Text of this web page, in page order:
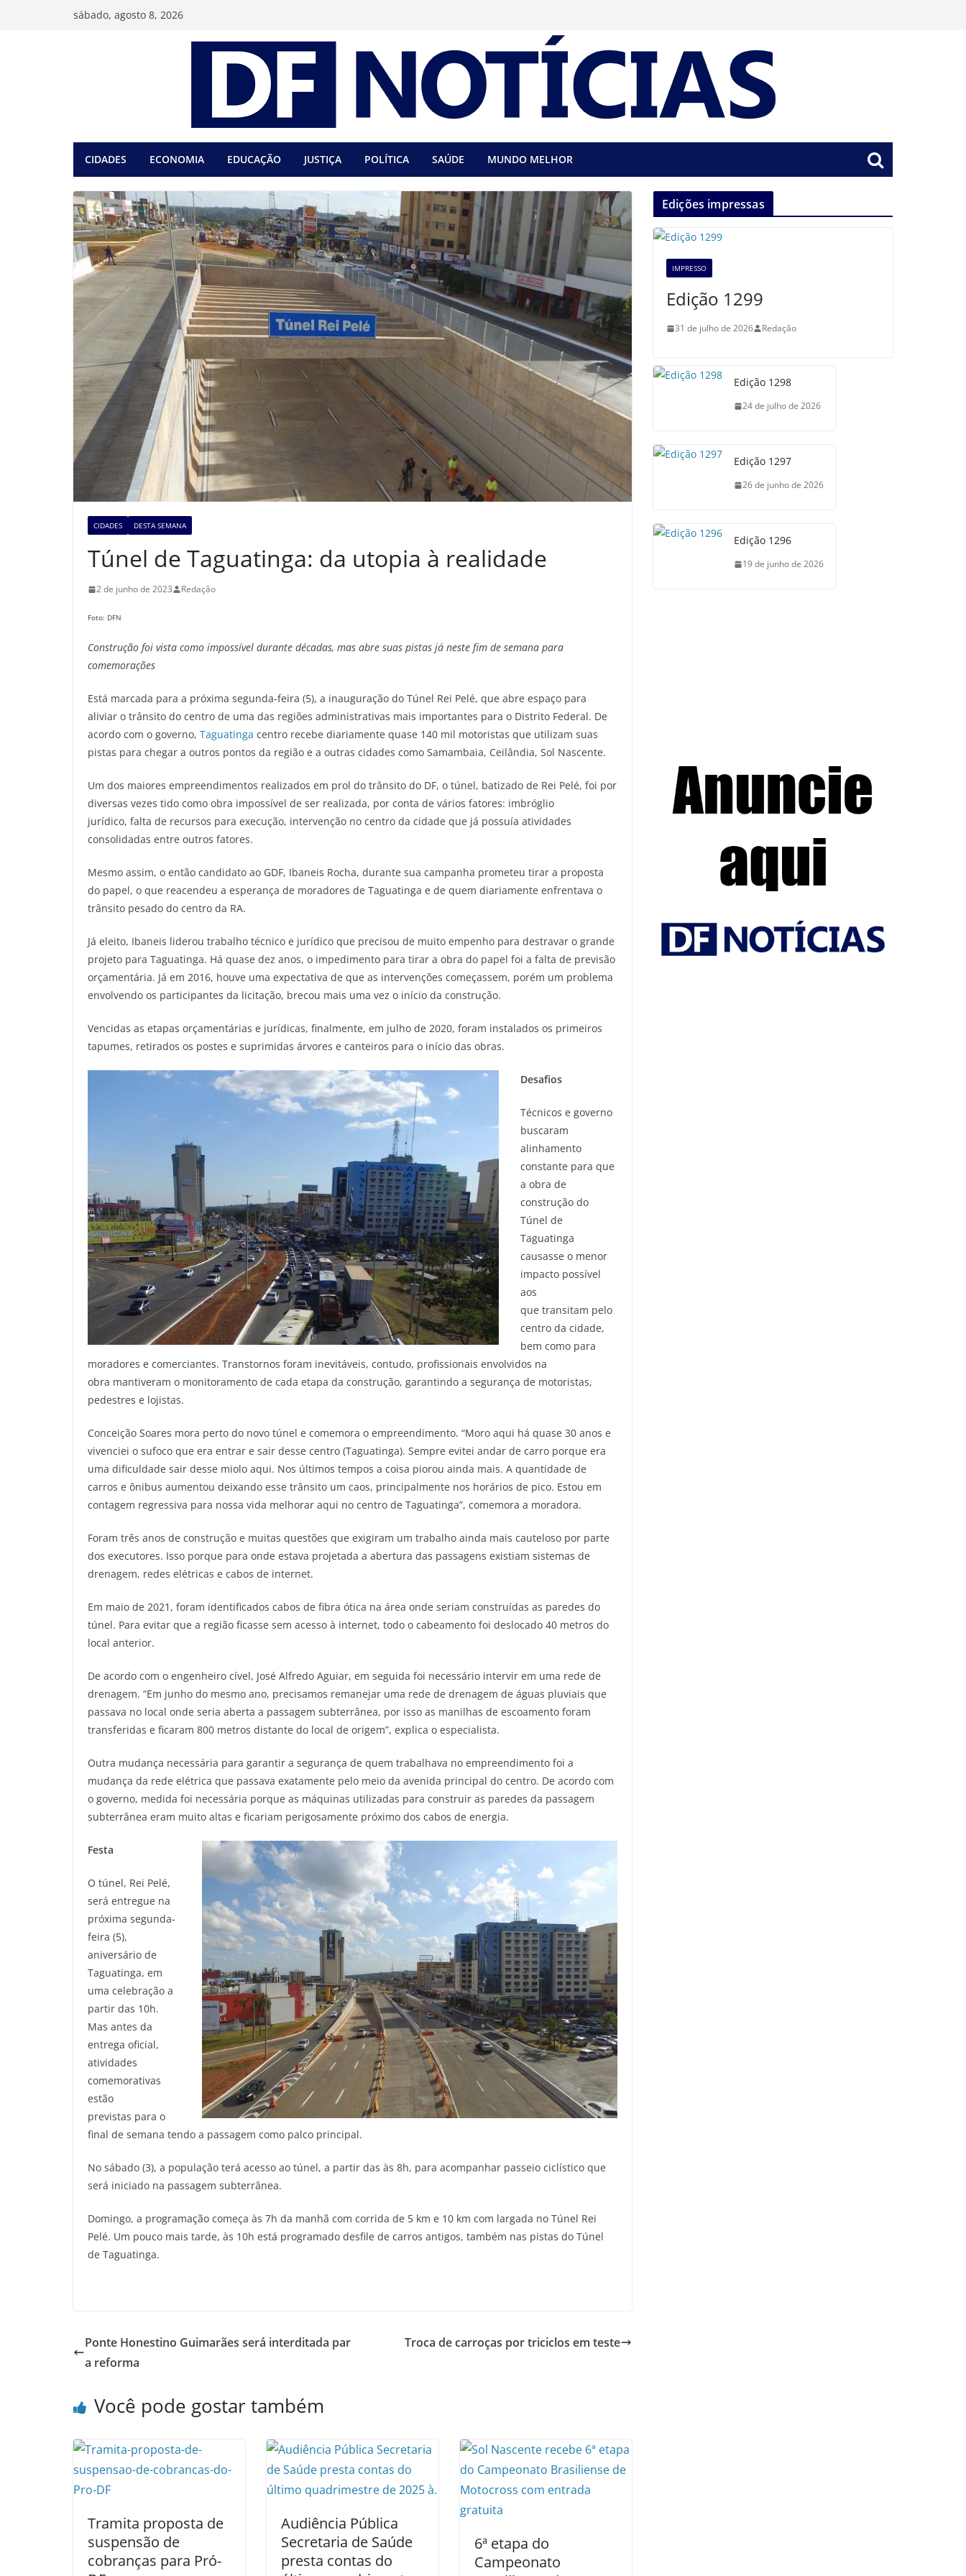
sábado, agosto 8, 2026
CIDADES ECONOMIA EDUCAÇÃO JUSTIÇA POLÍTICA SAÚDE MUNDO MELHOR
CIDADES DESTA SEMANA
Túnel de Taguatinga: da utopia à realidade
2 de junho de 2023 Redação
Foto: DFN
Construção foi vista como impossível durante décadas, mas abre suas pistas já neste fim de semana para
comemorações
Está marcada para a próxima segunda-feira (5), a inauguração do Túnel Rei Pelé, que abre espaço para
aliviar o trânsito do centro de uma das regiões administrativas mais importantes para o Distrito Federal. De
acordo com o governo, Taguatinga centro recebe diariamente quase 140 mil motoristas que utilizam suas
pistas para chegar a outros pontos da região e a outras cidades como Samambaia, Ceilândia, Sol Nascente.
Um dos maiores empreendimentos realizados em prol do trânsito do DF, o túnel, batizado de Rei Pelé, foi por
diversas vezes tido como obra impossível de ser realizada, por conta de vários fatores: imbróglio
jurídico, falta de recursos para execução, intervenção no centro da cidade que já possuía atividades
consolidadas entre outros fatores.
Mesmo assim, o então candidato ao GDF, Ibaneis Rocha, durante sua campanha prometeu tirar a proposta
do papel, o que reacendeu a esperança de moradores de Taguatinga e de quem diariamente enfrentava o
trânsito pesado do centro da RA.
Já eleito, Ibaneis liderou trabalho técnico e jurídico que precisou de muito empenho para destravar o grande
projeto para Taguatinga. Há quase dez anos, o impedimento para tirar a obra do papel foi a falta de previsão
orçamentária. Já em 2016, houve uma expectativa de que as intervenções começassem, porém um problema
envolvendo os participantes da licitação, brecou mais uma vez o início da construção.
Vencidas as etapas orçamentárias e jurídicas, finalmente, em julho de 2020, foram instalados os primeiros
tapumes, retirados os postes e suprimidas árvores e canteiros para o início das obras.
Desafios
Técnicos e governo
buscaram
alinhamento
constante para que
a obra de
construção do
Túnel de
Taguatinga
causasse o menor
impacto possível
aos
que transitam pelo
centro da cidade,
bem como para
moradores e comerciantes. Transtornos foram inevitáveis, contudo, profissionais envolvidos na
obra mantiveram o monitoramento de cada etapa da construção, garantindo a segurança de motoristas,
pedestres e lojistas.
Conceição Soares mora perto do novo túnel e comemora o empreendimento. “Moro aqui há quase 30 anos e
vivenciei o sufoco que era entrar e sair desse centro (Taguatinga). Sempre evitei andar de carro porque era
uma dificuldade sair desse miolo aqui. Nos últimos tempos a coisa piorou ainda mais. A quantidade de
carros e ônibus aumentou deixando esse trânsito um caos, principalmente nos horários de pico. Estou em
contagem regressiva para nossa vida melhorar aqui no centro de Taguatinga”, comemora a moradora.
Foram três anos de construção e muitas questões que exigiram um trabalho ainda mais cauteloso por parte
dos executores. Isso porque para onde estava projetada a abertura das passagens existiam sistemas de
drenagem, redes elétricas e cabos de internet.
Em maio de 2021, foram identificados cabos de fibra ótica na área onde seriam construídas as paredes do
túnel. Para evitar que a região ficasse sem acesso à internet, todo o cabeamento foi deslocado 40 metros do
local anterior.
De acordo com o engenheiro cível, José Alfredo Aguiar, em seguida foi necessário intervir em uma rede de
drenagem. “Em junho do mesmo ano, precisamos remanejar uma rede de drenagem de águas pluviais que
passava no local onde seria aberta a passagem subterrânea, por isso as manilhas de escoamento foram
transferidas e ficaram 800 metros distante do local de origem”, explica o especialista.
Outra mudança necessária para garantir a segurança de quem trabalhava no empreendimento foi a
mudança da rede elétrica que passava exatamente pelo meio da avenida principal do centro. De acordo com
o governo, medida foi necessária porque as máquinas utilizadas para construir as paredes da passagem
subterrânea eram muito altas e ficariam perigosamente próximo dos cabos de energia.
Festa
O túnel, Rei Pelé,
será entregue na
próxima segunda-
feira (5),
aniversário de
Taguatinga, em
uma celebração a
partir das 10h.
Mas antes da
entrega oficial,
atividades
comemorativas
estão
previstas para o
final de semana tendo a passagem como palco principal.
No sábado (3), a população terá acesso ao túnel, a partir das às 8h, para acompanhar passeio ciclístico que
será iniciado na passagem subterrânea.
Domingo, a programação começa às 7h da manhã com corrida de 5 km e 10 km com largada no Túnel Rei
Pelé. Um pouco mais tarde, às 10h está programado desfile de carros antigos, também nas pistas do Túnel
de Taguatinga.
Ponte Honestino Guimarães será interditada par
a reforma
Troca de carroças por triciclos em teste
Você pode gostar também
Tramita proposta de
suspensão de
cobranças para Pró-
Audiência Pública
Secretaria de Saúde
presta contas do
6ª etapa do
Campeonato
Edições impressas
IMPRESSO
Edição 1299
31 de julho de 2026 Redação
Edição 1298
24 de julho de 2026
Edição 1297
26 de junho de 2026
Edição 1296
19 de junho de 2026